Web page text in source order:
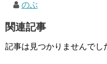
のぶ
関連記事
記事は見つかりませんでし